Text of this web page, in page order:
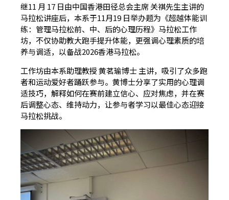
继11 月 17 日由中国香港田径总会主席 关祺先生主讲的
马拉松讲座后，本系于11月19 日举办题为《超越体能训
练：管理马拉松前、中、后的心理历程》马拉松工作
坊，不仅协助教大跑手提升体能，更强调心理素质的培
养与调适，以备战2026香港马拉松。
工作坊由本系助理教授 黄茗瑜博士 主讲，吸引了众多跑
者和运动爱好者踊跃参与。黄博士分享了实用的心理调
适技巧，解释如何在赛前建立信心、应对焦虑，并在赛
后调整心态、维持动力，让参与者学习以最佳心态迎接
马拉松挑战。